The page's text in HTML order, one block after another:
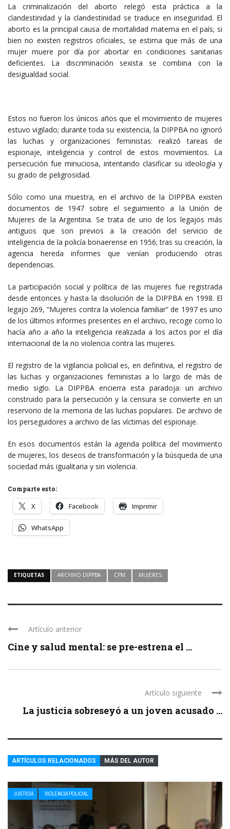
La criminalización del aborto relegó esta práctica a la
clandestinidad y la clandestinidad se traduce en inseguridad. El
aborto es la principal causa de mortalidad materna en el país; si
bien no existen registros oficiales, se estima que más de una
mujer muere por día por abortar en condiciones sanitarias
deficientes. La discriminación sexista se combina con la
desigualdad social.
Estos no fueron los únicos años que el movimiento de mujeres
estuvo vigilado; durante toda su existencia, la DIPPBA no ignoró
las luchas y organizaciones feministas: realizó tareas de
espionaje, inteligencia y control de estos movimientos. La
persecución fue minuciosa, intentando clasificar su ideología y
su grado de peligrosidad.
Sólo como una muestra, en el archivo de la DIPPBA existen
documentos de 1947 sobre el seguimiento a la Unión de
Mujeres de la Argentina. Se trata de uno de los legajos más
antiguos que son previos a la creación del servicio de
inteligencia de la policía bonaerense en 1956; tras su creación, la
agencia hereda informes que venían produciendo otras
dependencias.
La participación social y política de las mujeres fue registrada
desde entonces y hasta la disolución de la DIPPBA en 1998. El
legajo 269, “Mujeres contra la violencia familiar” de 1997 es uno
de los últimos informes presentes en el archivo, recoge como lo
hacía año a año la inteligencia realizada a los actos por el día
internacional de la no violencia contra las mujeres.
El registro de la vigilancia policial es, en definitiva, el registro de
las luchas y organizaciones feministas a lo largo de más de
medio siglo. La DIPPBA encierra esta paradoja: un archivo
construido para la persecución y la censura se convierte en un
reservorio de la memoria de las luchas populares. De archivo de
los perseguidores a archivo de las víctimas del espionaje.
En esos documentos están la agenda política del movimiento
de mujeres, los deseos de transformación y la búsqueda de una
sociedad más igualitaria y sin violencia.
Comparte esto:
X Facebook Imprimir
WhatsApp
ETIQUETAS ARCHIVO DIPPBA CPM MUJERES
Artículo anterior
Cine y salud mental: se pre-estrena el ...
Artículo siguiente
La justicia sobreseyó a un joven acusado ...
ARTÍCULOS RELACIONADOS MÁS DEL AUTOR
JUSTICIA VIOLENCIA POLICIAL